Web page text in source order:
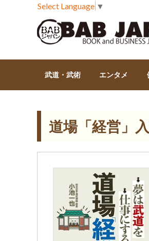
Select Language ▼
武道・武術 エンタメ
道場「経営」